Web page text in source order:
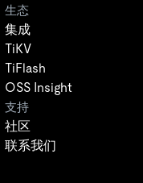
生态
集成
TiKV
TiFlash
OSS Insight
支持
社区
联系我们